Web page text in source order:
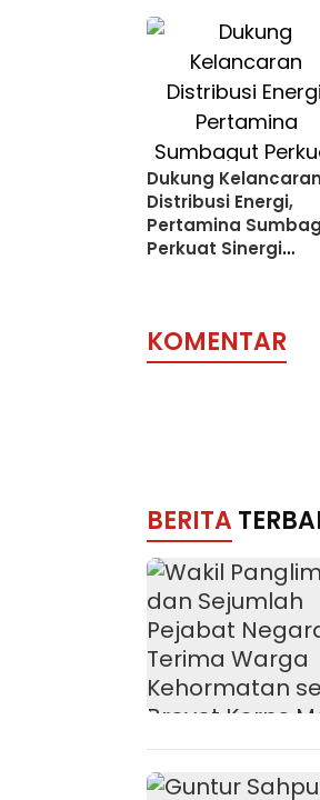
Dukung Kelancaran
Distribusi Energi,
Pertamina
Perkuat Sinergi
KOMENTAR
BERITA